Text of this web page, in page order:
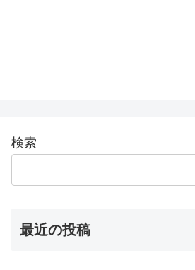
検索
最近の投稿